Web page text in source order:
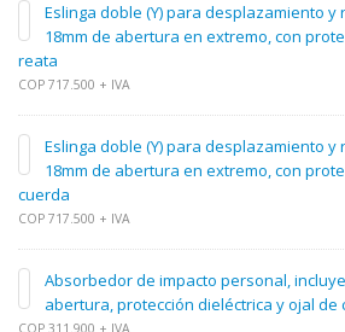
Eslinga doble (Y) para desplazamiento y
18mm de abertura en extremo, con
reata
COP 717.500 + IVA
Eslinga doble (Y) para desplazamiento y
18mm de abertura en extremo, con
cuerda
COP 717.500 + IVA
Absorbedor de impacto personal,
abertura, protección dieléctrica y ojal de
COP 311.900 + IVA